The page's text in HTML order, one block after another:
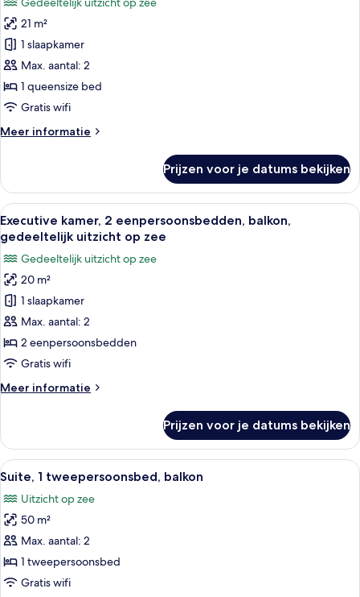
op
zee
Executive
kamer,
queensize
bed,
balkon,
uitzicht
laden
21 m²
1 slaapkamer
Max. aantal: 2
1 queensize bed
Gratis wifi
Meer informatie
Meer
kamer,
queensize
bed,
balkon,
gedeeltelijk
uitzicht
op
zee
Prijzen voor je datums bekijken
Alle
foto's
voor
Executive
kamer,
2
eenpersoonsbedden,
balkon,
gedeeltelijk
op
Executive kamer, 2
6
Executive kamer, 2 eenpersoonsbedden, balkon,
gedeeltelijk uitzicht op zee
Gedeeltelijk uitzicht op zee
20 m²
1 slaapkamer
Max. aantal: 2
2 eenpersoonsbedden
Gratis wifi
Meer informatie
Meer
kamer,
eenpersoonsbedden,
gedeeltelijk
uitzicht
zee
Prijzen voor je datums bekijken
Alle
foto's
voor
Suite,
1
tweepersoonsbed,
balkon
Suite, 1 tweepersoonsbed, balkon |
7
Suite, 1 tweepersoonsbed, balkon
Uitzicht op zee
50 m²
Max. aantal: 2
1 tweepersoonsbed
Gratis wifi